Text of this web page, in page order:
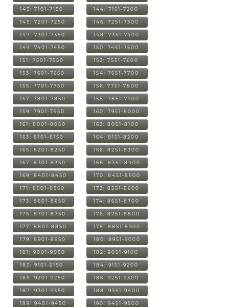
143: 7101-7150 144: 7151-7200
145: 7201-7250 146: 7251-7300
147: 7301-7350 148: 7351-7400
149: 7401-7450 150: 7451-7500
151: 7501-7550 152: 7551-7600
153: 7601-7650 154: 7651-7700
155: 7701-7750 156: 7751-7800
157: 7801-7850 158: 7851-7900
159: 7901-7950 160: 7951-8000
161: 8001-8050 162: 8051-8100
163: 8101-8150 164: 8151-8200
165: 8201-8250 166: 8251-8300
167: 8301-8350 168: 8351-8400
169: 8401-8450 170: 8451-8500
171: 8501-8550 172: 8551-8600
173: 8601-8650 174: 8651-8700
175: 8701-8750 176: 8751-8800
177: 8801-8850 178: 8851-8900
179: 8901-8950 180: 8951-9000
181: 9001-9050 182: 9051-9100
183: 9101-9150 184: 9151-9200
185: 9201-9250 186: 9251-9300
187: 9301-9350 188: 9351-9400
189: 9401-9450 190: 9451-9500